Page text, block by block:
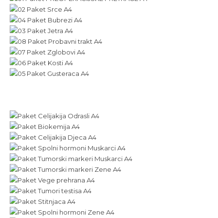
cijenama i brinite o svom zdravlju na najbolji način.